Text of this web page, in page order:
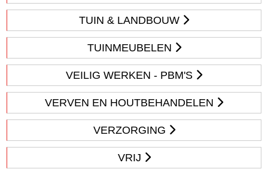
TUIN & LANDBOUW
TUINMEUBELEN
VEILIG WERKEN - PBM'S
VERVEN EN HOUTBEHANDELEN
VERZORGING
VRIJ